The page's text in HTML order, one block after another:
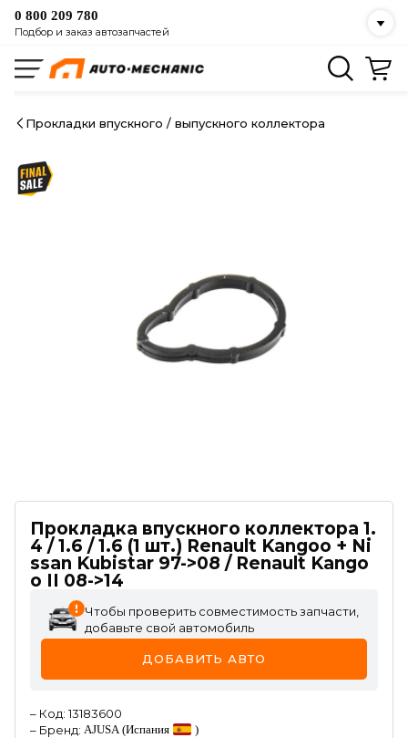
0 800 209 780
Подбор и заказ автозапчастей
Прокладки впускного / выпускного коллектора
Прокладка впускного коллектора 1.
4 / 1.6 / 1.6 (1 шт.) Renault Kangoo + Ni
ssan Kubistar 97->08 / Renault Kango
o II 08->14
Чтобы проверить совместимость запчасти,
добавьте свой автомобиль
ДОБАВИТЬ АВТО
– Код:13183600
– Бренд: AJUSA (Испания )